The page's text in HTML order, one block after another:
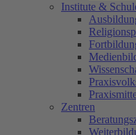
Institute &
Zentren